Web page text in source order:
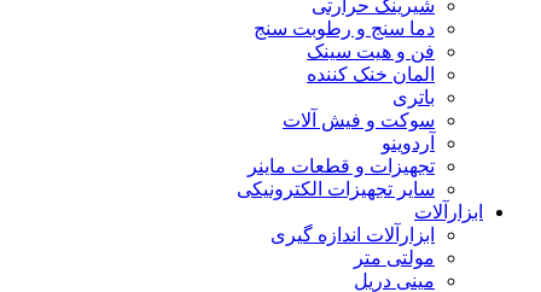
شیرینک حرارتی
دما سنج و رطوبت سنج
فن و هیت سینک
المان خنک کننده
باتری
سوکت و فیش آلات
آردوینو
تجهیزات و قطعات ماینر
سایر تجهیزات الکترونیکی
ابزارآلات
ابزارآلات اندازه گیری
مولتی متر
مینی دریل